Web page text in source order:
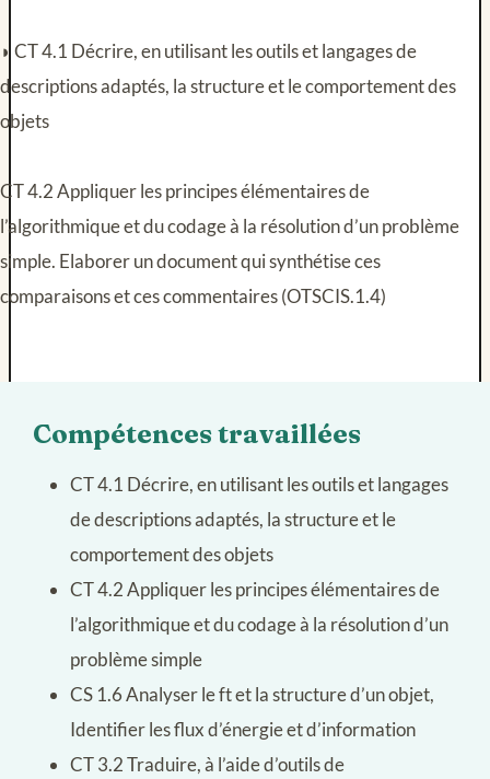
◗ CT 4.1 Décrire, en utilisant les outils et langages de
descriptions adaptés, la structure et le comportement des
objets
CT 4.2 Appliquer les principes élémentaires de
l’algorithmique et du codage à la résolution d’un problème
simple. Elaborer un document qui synthétise ces
comparaisons et ces commentaires (OTSCIS.1.4)
Compétences travaillées
CT 4.1 Décrire, en utilisant les outils et langages
de descriptions adaptés, la structure et le
comportement des objets
CT 4.2 Appliquer les principes élémentaires de
l’algorithmique et du codage à la résolution d’un
problème simple
CS 1.6 Analyser le ft et la structure d’un objet,
Identifier les flux d’énergie et d’information
CT 3.2 Traduire, à l’aide d’outils de